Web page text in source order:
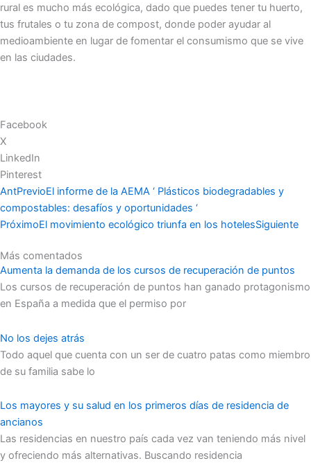
rural es mucho más ecológica, dado que puedes tener tu huerto,
tus frutales o tu zona de compost, donde poder ayudar al
medioambiente en lugar de fomentar el consumismo que se vive
en las ciudades.
Facebook
X
LinkedIn
Pinterest
AntPrevioEl informe de la AEMA ‘ Plásticos biodegradables y
compostables: desafíos y oportunidades ‘
PróximoEl movimiento ecológico triunfa en los hotelesSiguiente
Más comentados
Aumenta la demanda de los cursos de recuperación de puntos
Los cursos de recuperación de puntos han ganado protagonismo
en España a medida que el permiso por
No los dejes atrás
Todo aquel que cuenta con un ser de cuatro patas como miembro
de su familia sabe lo
Los mayores y su salud en los primeros días de residencia de
ancianos
Las residencias en nuestro país cada vez van teniendo más nivel
y ofreciendo más alternativas. Buscando residencia